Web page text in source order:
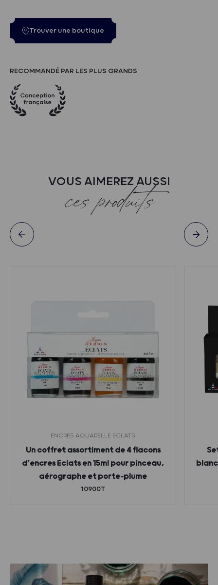
Trouver une boutique
RECOMMANDÉ PAR LES PLUS GRANDS
VOUS AIMEREZ AUSSI
ces produits
ENCRES AQUARELLE ECLATS
Un coffret assortiment de 4 flacons
d’encres Eclats en 15ml pour pinceau,
aérographe et porte-plume
10900T